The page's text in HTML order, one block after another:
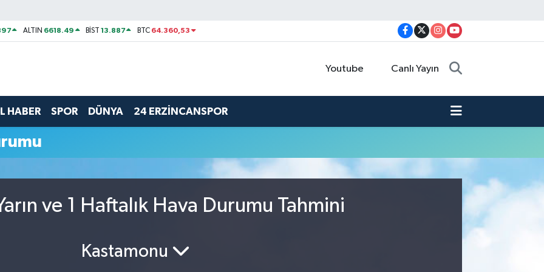
ALTIN 6618.49 BİST13.887 BTC 64.360,53
Youtube Canlı Yayın
HABER SPOR DÜNYA 24 ERZİNCANSPOR
ve 1 Haftalık Hava Durumu Tahmini
Kastamonu